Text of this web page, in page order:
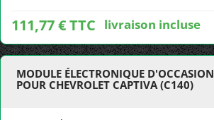
111,77 € TTC livraison incluse
MODULE ÉLECTRONIQUE D'OCCASION
POUR CHEVROLET CAPTIVA (C140)